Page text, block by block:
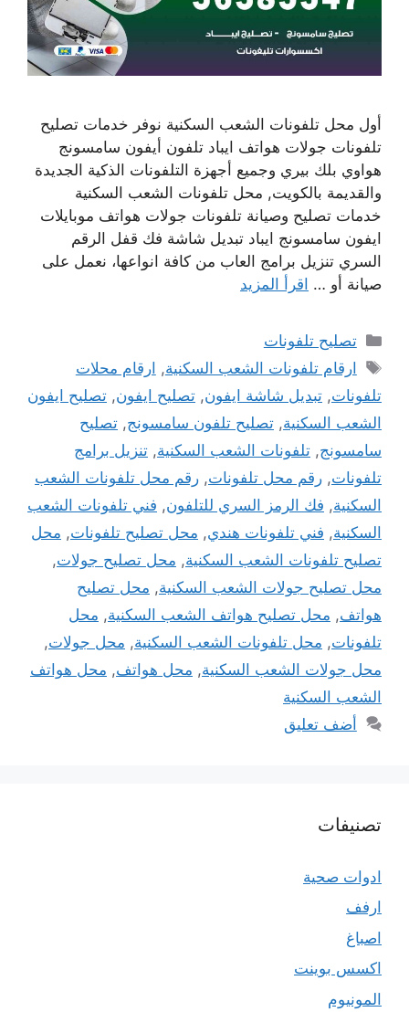
أول محل تلفونات الشعب السكنية نوفر خدمات تصليح
تلفونات جولات هواتف ايباد تلفون أيفون سامسونج
هواوي بلك بيري وجميع أجهزة التلفونات الذكية الجديدة
والقديمة بالكويت, محل تلفونات الشعب السكنية
خدمات تصليح وصيانة تلفونات جولات هواتف موبايلات
ايفون سامسونج ايباد تبديل شاشة فك قفل الرقم
السري تنزيل برامج العاب من كافة انواعها، نعمل على
صيانة أو … اقرأ المزيد
التصنيفات
تصليح تلفونات
الوسوم
ارقام تلفونات الشعب السكنية, ارقام محلات
تلفونات, تبديل شاشة ايفون, تصليح ايفون, تصليح ايفون
الشعب السكنية, تصليح تلفون سامسونج, تصليح
سامسونج, تلفونات الشعب السكنية, تنزيل برامج
تلفونات, رقم محل تلفونات, رقم محل تلفونات الشعب
السكنية, فك الرمز السري للتلفون, فني تلفونات الشعب
السكنية, فني تلفونات هندي, محل تصليح تلفونات, محل
تصليح تلفونات الشعب السكنية, محل تصليح جولات,
محل تصليح جولات الشعب السكنية, محل تصليح
هواتف, محل تصليح هواتف الشعب السكنية, محل
تلفونات, محل تلفونات الشعب السكنية, محل جولات,
محل جولات الشعب السكنية, محل هواتف, محل هواتف
الشعب السكنية
أضف تعليق
تصنيفات
ادوات صحية
ارفف
اصباغ
اكسس بوينت
المونيوم